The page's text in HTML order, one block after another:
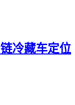
冷藏车定位